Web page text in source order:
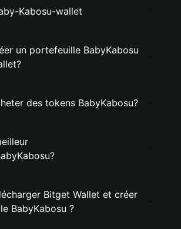
Kabosu-wallet
un portefeuille BabyKabosu
des tokens BabyKabosu?
Bitget Wallet et créer
BabyKabosu ?